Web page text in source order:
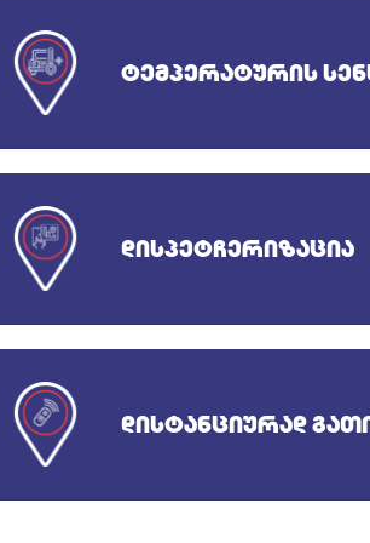
ტემპერატურის
დისპეტჩერიზაცია
დისტანციურად